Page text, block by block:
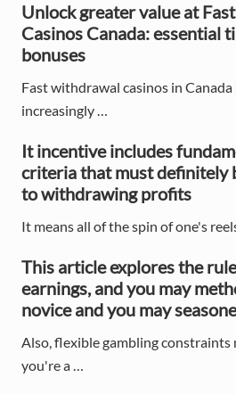
r
y
S
i
d
e
b
a
r
Unlock greater value at
Casinos Canada: essential
bonuses
Fast withdrawal casinos in Canada
increasingly …
It incentive includes
criteria that must definitely
to withdrawing profits
It means all of the spin of one's
This article explores the
earnings, and you may
novice and you may
Also, flexible gambling constraints
you're a …